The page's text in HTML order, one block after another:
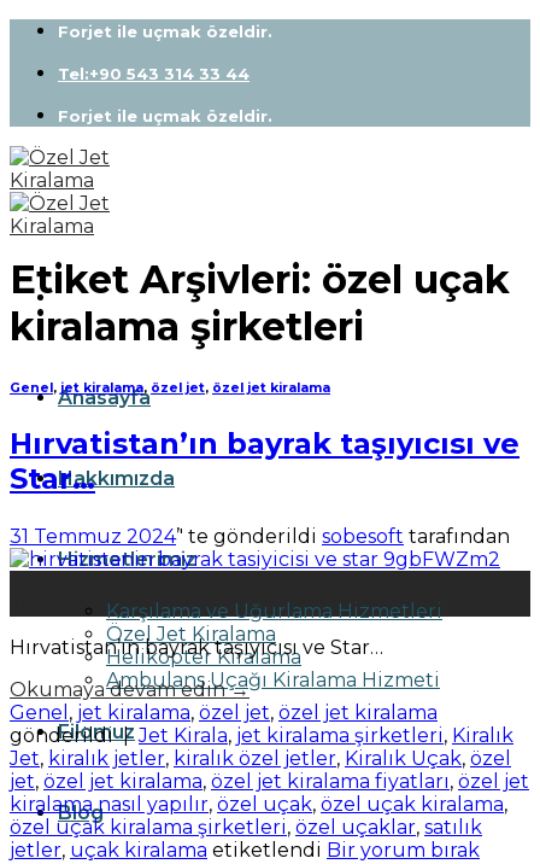
Skip
content
Forjet ile uçmak özeldir.
Tel:+90 543 314 33 44
Forjet ile uçmak özeldir.
Anasayfa
Hakkımızda
Hizmetlerimiz
Karşılama ve Uğurlama Hizmetleri
Özel Jet Kiralama
Helikopter Kiralama
Ambulans Uçağı Kiralama Hizmeti
Filomuz
Blog
Etiket Arşivleri: özel uçak
kiralama şirketleri
Genel , jet kiralama, özel jet, özel jet kiralama
Hırvatistan’ın bayrak taşıyıcısı ve
Star…
31 Temmuz 2024’' te gönderildi sobesoft tarafından
Hırvatistan’ın bayrak taşıyıcısı ve Star…
Okumaya devam edin→
Genel , jet kiralama, özel jet, özel jet kiralama
gönderildi| Jet Kirala, jet kiralama şirketleri, Kiralık
Jet, kiralık jetler, kiralık özel jetler, Kiralık Uçak, özel
jet, özel jet kiralama, özel jet kiralama fiyatları, özel jet
kiralama nasıl yapılır, özel uçak, özel uçak kiralama,
özel uçak kiralama şirketleri, özel uçaklar, satılık
jetler, uçak kiralama etiketlendi Bir yorum bırak